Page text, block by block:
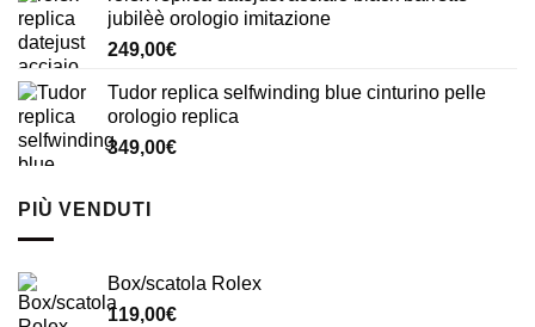
jubilèè orologio imitazione
249,00€
Tudor replica selfwinding blue cinturino pelle
orologio replica
349,00€
PIÙ VENDUTI
Box/scatola Rolex
119,00€